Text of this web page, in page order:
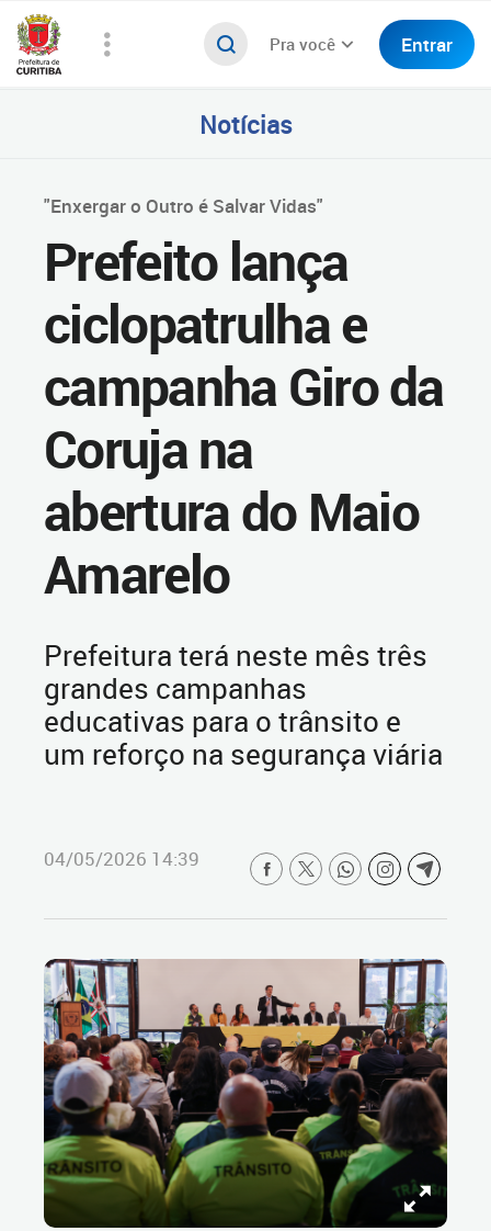
Pra você Entrar
Notícias
"Enxergar o Outro é Salvar Vidas"
Prefeito lança
ciclopatrulha e
campanha Giro da
Coruja na
abertura do Maio
Amarelo
Prefeitura terá neste mês três
grandes campanhas
educativas para o trânsito e
um reforço na segurança viária
04/05/2026 14:39